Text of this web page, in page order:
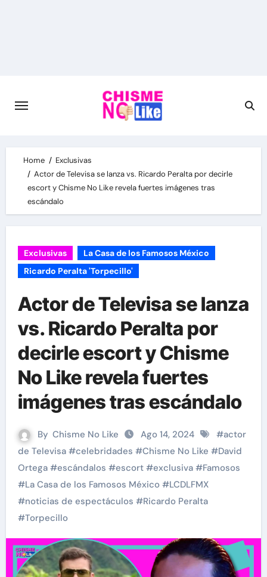
Home
Exclusivas
Actor de Televisa se lanza vs. Ricardo Peralta por decirle
escort y Chisme No Like revela fuertes imágenes tras
escándalo
Exclusivas
La Casa de los Famosos México
Ricardo Peralta 'Torpecillo'
Actor de Televisa se lanza
vs. Ricardo Peralta por
decirle escort y Chisme
No Like revela fuertes
imágenes tras escándalo
By Chisme No Like Ago 14, 2024 #actor
de Televisa#celebridades #Chisme No Like #David
Ortega#escándalos #escort#exclusiva#Famosos
#La Casa de los Famosos México#LCDLFMX
#noticias de espectáculos #Ricardo Peralta
#Torpecillo